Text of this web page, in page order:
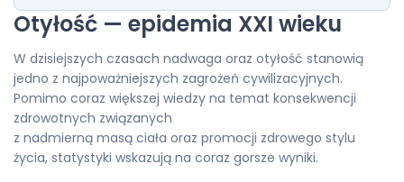
Otyłość — epidemia XXI wieku
W dzisiejszych czasach nadwaga oraz otyłość stanowią
jedno z najpoważniejszych zagrożeń cywilizacyjnych.
Pomimo coraz większej wiedzy na temat konsekwencji
zdrowotnych związanych
z nadmierną masą ciała oraz promocji zdrowego stylu
życia, statystyki wskazują na coraz gorsze wyniki.